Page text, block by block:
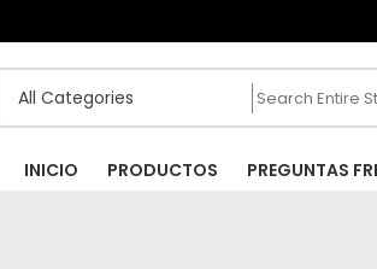
INICIO PRODUCTOS PREGUNTAS